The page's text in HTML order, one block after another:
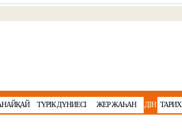
ТҮРІК ДҮНИЕСІ ЖЕР ЖАҺАН ДІН ТАРИХ